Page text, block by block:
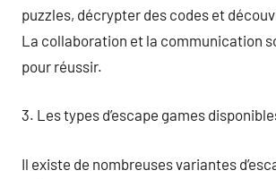
puzzles, décrypter des codes et
La collaboration et la communication
pour réussir.
3. Les types d’escape games
Il existe de nombreuses variantes